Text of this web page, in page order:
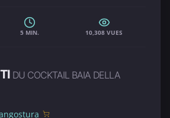
5 MIN. 10,308 VUES
DU COCKTAIL BAIA DELLA